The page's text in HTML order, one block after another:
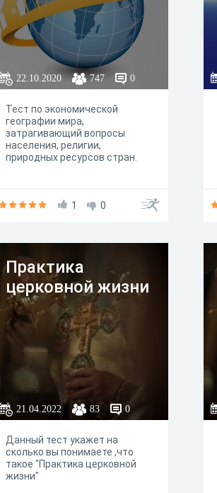
22.10.2020 747 0
Тест по экономической
географии мира,
затрагивающий вопросы
населения, религии,
природных ресурсов стран.
1 0
Практика
церковной жизни
21.04.2022 83 0
Данный тест укажет на
сколько вы понимаете ,что
такое "Практика церковной
жизни"